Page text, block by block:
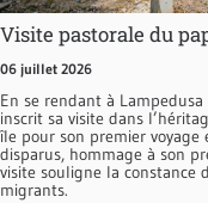
Visite pastorale du
06 juillet 2026
En se rendant à
inscrit sa visite dans
île pour son premier
disparus, hommage à son
visite souligne la constance
migrants.